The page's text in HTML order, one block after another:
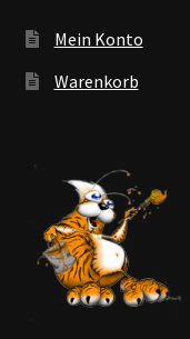
Mein Konto
Warenkorb